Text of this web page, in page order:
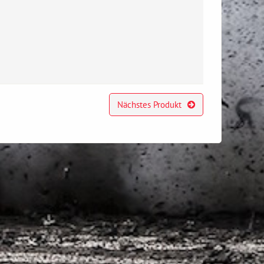
Nächstes Produkt